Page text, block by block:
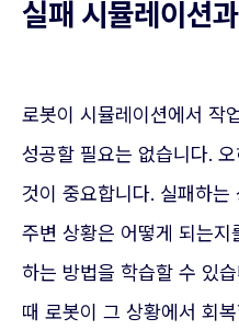
실패 시뮬레이션
로봇이 시뮬레이션에서 작
성공할 필요는 없습니다.
것이 중요합니다. 실패하는
주변 상황은 어떻게 되는지
하는 방법을 학습할 수 있
때 로봇이 그 상황에서 회